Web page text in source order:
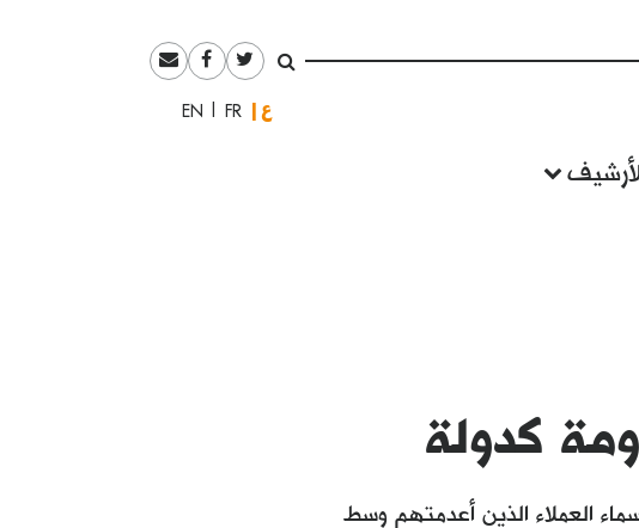
العربيةFrançais
English
كدولة
العملاء الذين أعدمتهم وسط